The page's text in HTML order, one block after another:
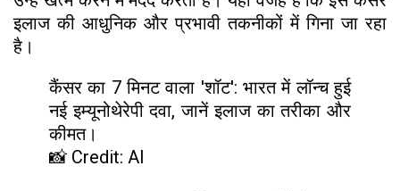
इलाज की आधुनिक और प्रभावी तकनीकों में गिना जा रहा
है।
कैंसर का 7 मिनट वाला 'शॉट': भारत में लॉन्च हुई
नई इम्यूनोथेरेपी दवा, जानें इलाज का तरीका और
कीमत।
📸 Credit: AI